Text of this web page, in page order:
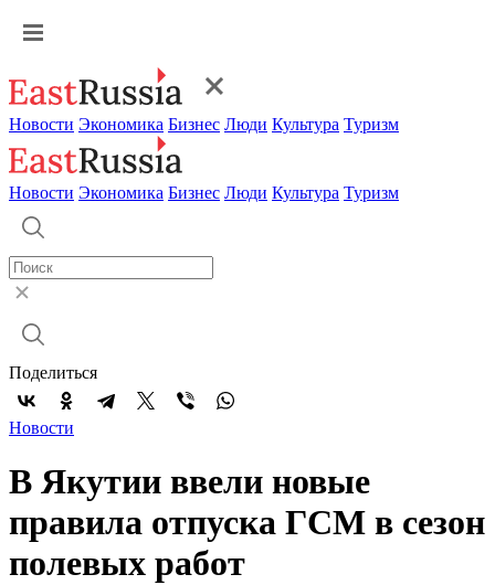
Новости Экономика Бизнес Люди Культура Туризм
Новости Экономика Бизнес Люди Культура Туризм
Поделиться
Новости
В Якутии ввели новые
правила отпуска ГСМ в сезон
полевых работ